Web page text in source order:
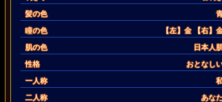
髪の色
瞳の色
【左】金【右】
肌の色
日本人
性格
おとなし
一人称
二人称
あな